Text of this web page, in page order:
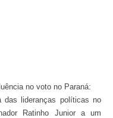
no voto no Paraná:
das lideranças políticas no
Ratinho Junior a um